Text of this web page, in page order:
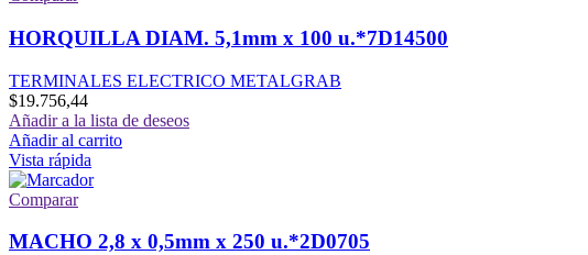
HORQUILLA DIAM. 5,1mm x 100 u.*7D14500
TERMINALES ELECTRICO METALGRAB
$19.756,44
Añadir a la lista de deseos
Añadir al carrito
Vista rápida
Comparar
MACHO 2,8 x 0,5mm x 250 u.*2D0705